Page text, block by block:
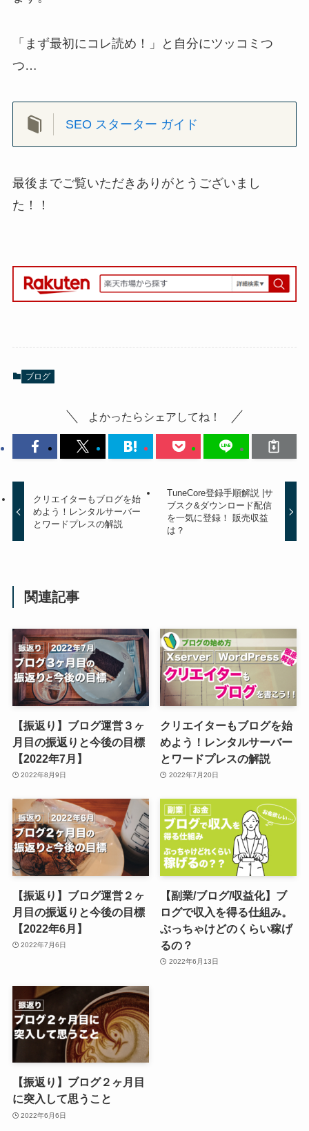
「まず最初にコレ読め！」と自分にツッコミつ
つ…
SEO スターター ガイド
最後までご覧いただきありがとうございまし
た！！
ブログ
よかったらシェアしてね！
クリエイターもブログを始
めよう！レンタルサーバー
とワードプレスの解説
TuneCore登録手順解説 |サ
ブスク&ダウンロード配信
を一気に登録！ 販売収益
は？
関連記事
【振返り】ブログ運営３ヶ
月目の振返りと今後の目標
【2022年7月】
2022年8月9日
クリエイターもブログを始
めよう！レンタルサーバー
とワードプレスの解説
2022年7月20日
【振返り】ブログ運営２ヶ
月目の振返りと今後の目標
【2022年6月】
2022年7月6日
【副業/ブログ/収益化】ブ
ログで収入を得る仕組み。
ぶっちゃけどのくらい稼げ
るの？
2022年6月13日
【振返り】ブログ２ヶ月目
に突入して思うこと
2022年6月6日